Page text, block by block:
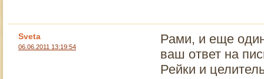
Sveta
06.06.2011 13:19:54
Рами, и еще
ваш ответ на
Рейки и